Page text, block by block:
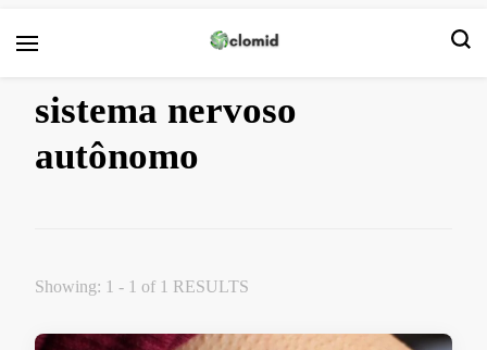
sistema nervoso
autônomo
Showing: 1 - 1 of 1 RESULTS